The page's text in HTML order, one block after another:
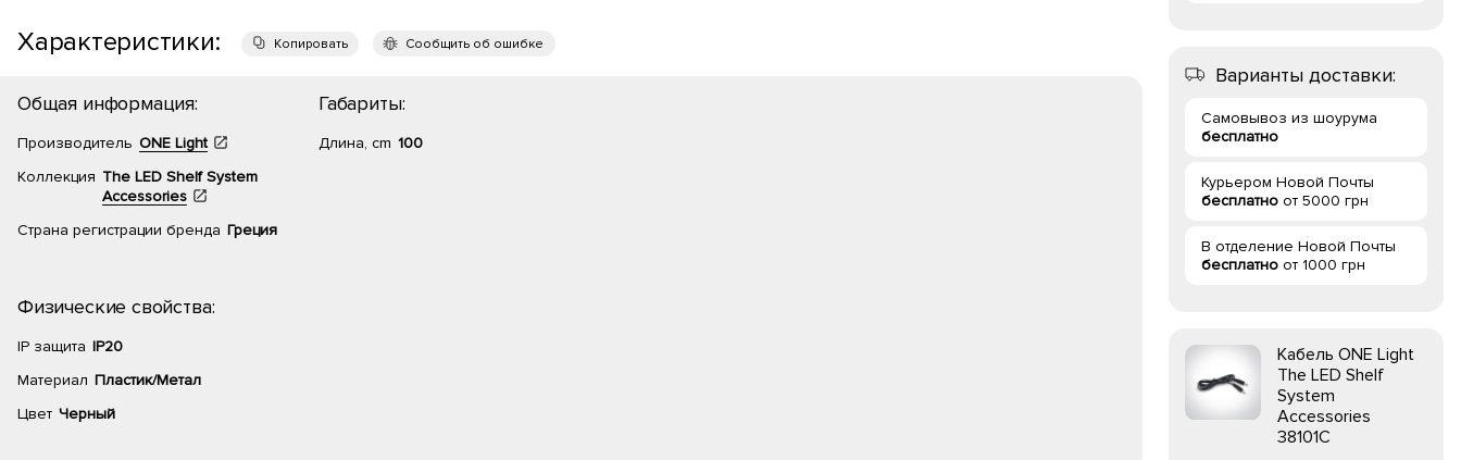
Характеристики: Копировать Сообщить об ошибке
Общая информация:
Производитель ONE Light
Коллекция The LED Shelf System
Accessories
Страна регистрации бренда Греция
Физические свойства:
IP защита IP20
Материал Пластик/Метал
Цвет Черный
Габариты:
Длина, cm 100
Варианты доставки:
Самовывоз из шоурума
бесплатно
Курьером Новой Почты
бесплатно от 5000 грн
В отделение Новой Почты
бесплатно от 1000 грн
Кабель ONE Light
The LED Shelf
System
Accessories
38101C